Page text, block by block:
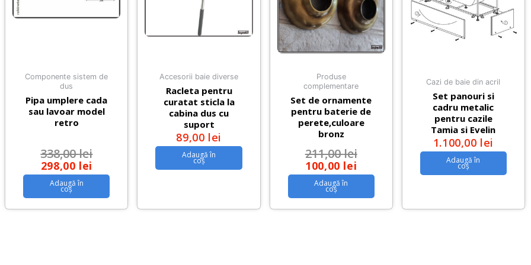
Componente sistem de
dus
Pipa umplere cada
sau lavoar model
retro
338,00lei
298,00 lei
Adaugă în
coș
Accesorii baie diverse
Racleta pentru
curatat sticla la
cabina dus cu
suport
89,00 lei
Adaugă în
coș
Produse
complementare
Set de ornamente
pentru baterie de
perete,culoare
bronz
211,00lei
100,00 lei
Adaugă în
coș
Cazi de baie din acril
Set panouri si
cadru metalic
pentru cazile
Tamia si Evelin
1.100,00 lei
Adaugă în
coș